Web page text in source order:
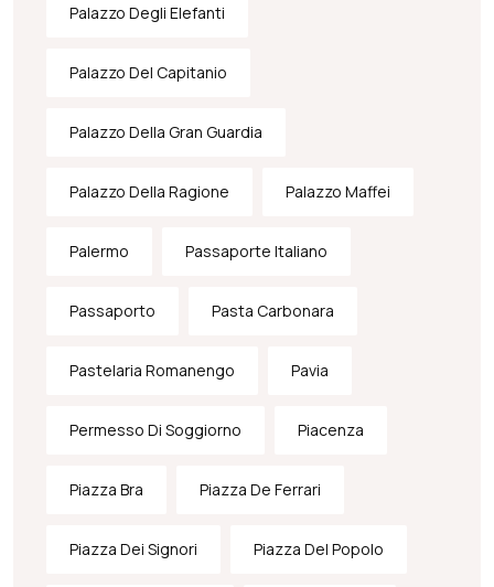
Palazzo Degli Elefanti
Palazzo Del Capitanio
Palazzo Della Gran Guardia
Palazzo Della Ragione Palazzo Maffei
Palermo Passaporte Italiano
Passaporto Pasta Carbonara
Pastelaria Romanengo Pavia
Permesso Di Soggiorno Piacenza
Piazza Bra Piazza De Ferrari
Piazza Dei Signori Piazza Del Popolo